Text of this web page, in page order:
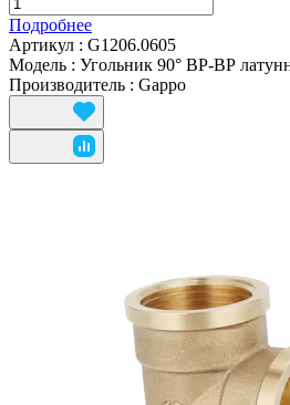
Подробнее
Артикул : G1206.0605
Модель : Угольник 90° ВР-ВР
Производитель : Gappo